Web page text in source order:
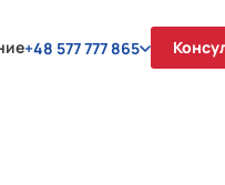
+48 577 777 865